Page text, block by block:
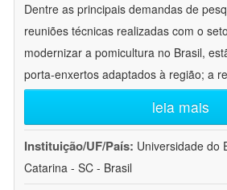
Dentre as principais demandas de
reuniões técnicas realizadas com o
modernizar a pomicultura no Brasil,
porta-enxertos adaptados à região; a
leia mais
Instituição/UF/País: Universidade do
Catarina - SC - Brasil